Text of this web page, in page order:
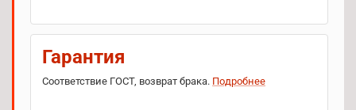
Гарантия
Соответствие ГОСТ, возврат брака. Подробнее